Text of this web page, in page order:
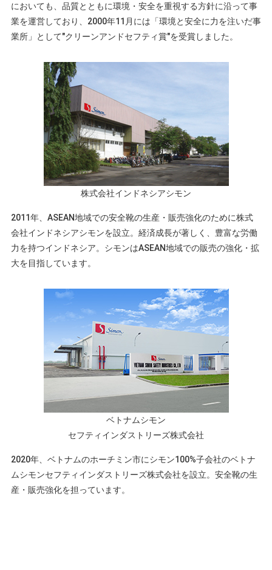
においても、品質とともに環境・安全を重視する方針に沿って事
業を運営しており、2000年11月には「環境と安全に力を注いだ事
業所」として"クリーンアンドセフティ賞"を受賞しました。
株式会社インドネシアシモン
2011年、ASEAN地域での安全靴の生産・販売強化のために株式
会社インドネシアシモンを設立。経済成長が著しく、豊富な労働
力を持つインドネシア。シモンはASEAN地域での販売の強化・拡
大を目指しています。
ベトナムシモン
セフティインダストリーズ株式会社
2020年、ベトナムのホーチミン市にシモン100%子会社のベトナ
ムシモンセフティインダストリーズ株式会社を設立。安全靴の生
産・販売強化を担っています。